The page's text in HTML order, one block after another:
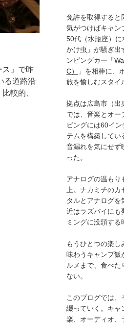
ス」で昨
る道路沿
較的、
免許を取得すると
気がつけばキャン
50代（水瓶座）
かけ虫」が騒ぎ出
ンピングカー「
C）
」を相棒に、
旅を愉しむスタイ
拠点は広島市（出
では、音楽とオー
ビングには60イ
テムを構築してい
音漏れを気にせず
った。
アナログの温もり
上。ナカミチの
タルとアナログ
近はラズパイにも
ミングに没頭する
もうひとつの楽
味わうキャンプ飯
ルメまで、食べ
ない。
このブログでは、
綴っていく。キャ
楽、オーディオ